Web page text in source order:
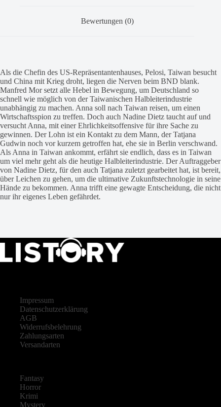
Bewertungen (0)
Als die Chefin des US-Repräsentantenhauses, Pelosi, Taiwan besucht
und China mit Krieg droht, liegen die Nerven beim BND blank.
Manfred Mor setzt alle Hebel in Bewegung, um Deutschland so
schnell wie möglich von der Taiwanischen Halbleiterindustrie
unabhängig zu machen. Anna soll nach Taiwan reisen, um einen
Wirtschaftsspion zu treffen. Doch auch Nadine Dietz taucht auf und
versucht Anna, mit einer Ehrlichkeitsoffensive für ihre Sache zu
gewinnen. Der Lohn ist ein Kontakt zu dem Mann, der Tatjana
Gudwin noch vor kurzem getroffen hat, ehe sie in Berlin verschwand.
Als Anna in Taiwan ankommt, erfährt sie endlich, dass es in Taiwan
um viel mehr geht als die heutige Halbleiterindustrie. Der Auftraggeber
von Nadine Dietz, für den auch Tatjana zuletzt gearbeitet hat, ist bereit,
über Leichen zu gehen, um die ultimative Zukunftstechnologie in seine
Hände zu bekommen. Anna trifft eine gewagte Entscheidung, die nicht
nur ihr eigenes Leben gefährdet.
Impressum
Datenschutzerklärung
AGB
Widerrufsbelehrung
Zahlungsarten
Versandarten
Fantasy
Horror
Krimi
Mystery